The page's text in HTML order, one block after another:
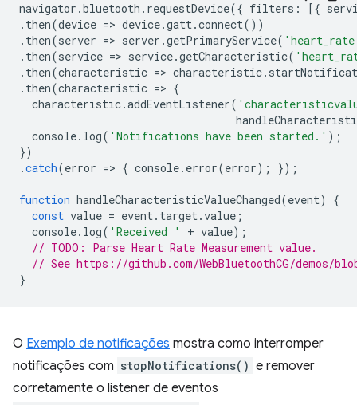
navigator .bluetooth . requestDevice({ filters : [{
. then(device => device.gatt.connect())
. then(server => server .getPrimaryService(
. then(service => service.getCharacteristic(
. then(characteristic => characteristic.
. then(characteristic => {
characteristic.addEventListener(
console. log( 'Notifications have been started.' );
})
.catch(error => { console. error(error); });
function handleCharacteristicValueChanged(event)
{
const value = event. target.value ;
console. log( 'Received ' + value);
// TODO: Parse Heart Rate Measurement value.
// See https://github.com/WebBluetoothCG/demos/
}
O Exemplo de notificações mostra como interromper
notificações com stopNotifications() e remover
corretamente o listener de eventos